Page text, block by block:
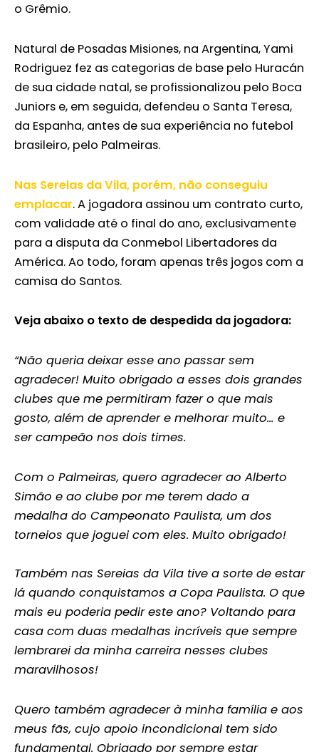
o Grêmio.
Natural de Posadas Misiones, na Argentina, Yami
Rodriguez fez as categorias de base pelo Huracán
de sua cidade natal, se profissionalizou pelo Boca
Juniors e, em seguida, defendeu o Santa Teresa,
da Espanha, antes de sua experiência no futebol
brasileiro, pelo Palmeiras.
Nas Sereias da Vila, porém, não conseguiu
emplacar. A jogadora assinou um contrato curto,
com validade até o final do ano, exclusivamente
para a disputa da Conmebol Libertadores da
América. Ao todo, foram apenas três jogos com a
camisa do Santos.
Veja abaixo o texto de despedida da jogadora:
“Não queria deixar esse ano passar sem
agradecer! Muito obrigado a esses dois grandes
clubes que me permitiram fazer o que mais
gosto, além de aprender e melhorar muito… e
ser campeão nos dois times.
Com o Palmeiras, quero agradecer ao Alberto
Simão e ao clube por me terem dado a
medalha do Campeonato Paulista, um dos
torneios que joguei com eles. Muito obrigado!
Também nas Sereias da Vila tive a sorte de estar
lá quando conquistamos a Copa Paulista. O que
mais eu poderia pedir este ano? Voltando para
casa com duas medalhas incríveis que sempre
lembrarei da minha carreira nesses clubes
maravilhosos!
Quero também agradecer à minha família e aos
meus fãs, cujo apoio incondicional tem sido
fundamental. Obrigado por sempre estar